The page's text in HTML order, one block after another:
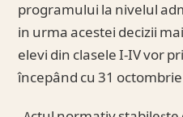
programului la nivelul
in urma acestei decizii
elevi din clasele I-IV vor
începând cu 31